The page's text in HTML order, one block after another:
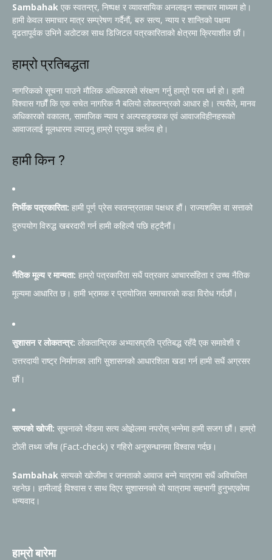
Sambahak एक स्वतन्त्र, निष्पक्ष र व्यावसायिक अनलाइन समाचार माध्यम हो।
हामी केवल समाचार मात्र सम्प्रेषण गर्दैनौं, बरु सत्य, न्याय र शान्तिको पक्षमा
दृढतापूर्वक उभिने अठोटका साथ डिजिटल पत्रकारिताको क्षेत्रमा क्रियाशील छौं।
हाम्रो प्रतिबद्धता
नागरिकको सूचना पाउने मौलिक अधिकारको संरक्षण गर्नु हाम्रो परम धर्म हो। हामी
विश्वास गर्छौं कि एक सचेत नागरिक नै बलियो लोकतन्त्रको आधार हो। त्यसैले, मानव
अधिकारको वकालत, सामाजिक न्याय र अल्पसङ्ख्यक एवं आवाजविहीनहरूको
आवाजलाई मूलधारमा ल्याउनु हाम्रो प्रमुख कर्तव्य हो।
हामी किन ?
निर्भीक पत्रकारिता: हामी पूर्ण प्रेस स्वतन्त्रताका पक्षधर हौं। राज्यशक्ति वा सत्ताको
दुरुपयोग विरुद्ध खबरदारी गर्न हामी कहिल्यै पछि हट्दैनौं।
नैतिक मूल्य र मान्यता: हाम्रो पत्रकारिता सधैं पत्रकार आचारसंहिता र उच्च नैतिक
मूल्यमा आधारित छ। हामी भ्रामक र प्रायोजित समाचारको कडा विरोध गर्दछौं।
सुशासन र लोकतन्त्र: लोकतान्त्रिक अभ्यासप्रति प्रतिबद्ध रहँदै एक समावेशी र
उत्तरदायी राष्ट्र निर्माणका लागि सुशासनको आधारशिला खडा गर्न हामी सधैं अग्रसर
छौं।
सत्यको खोजी: सूचनाको भीडमा सत्य ओझेलमा नपरोस् भन्नेमा हामी सजग छौं। हाम्रो
टोली तथ्य जाँच (Fact-check) र गहिरो अनुसन्धानमा विश्वास गर्दछ।
Sambahak सत्यको खोजीमा र जनताको आवाज बन्ने यात्रामा सधैं अविचलित
रहनेछ। हामीलाई विश्वास र साथ दिएर सुशासनको यो यात्रामा सहभागी हुनुभएकोमा
धन्यवाद।
हाम्रो बारेमा